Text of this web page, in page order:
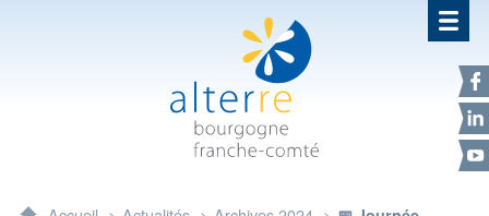
Alterre Bourgogne Franche-